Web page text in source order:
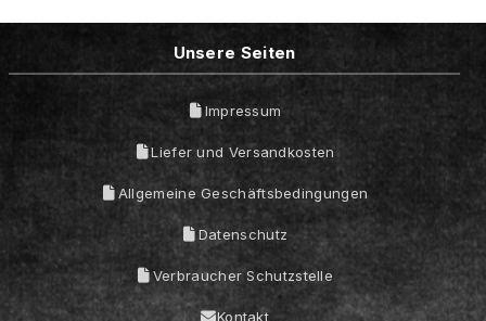
Unsere Seiten
Impressum
Liefer und Versandkosten
Allgemeine Geschäftsbedingungen
Datenschutz
Verbraucher Schutzstelle
Kontakt